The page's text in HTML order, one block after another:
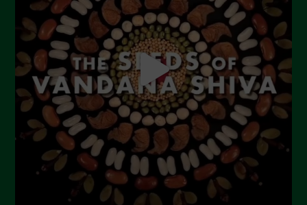
Agosto 2023
Luglio 2023
Giugno 2023
Maggio 2023
Aprile 2023
Marzo 2023
Febbraio 2023
Dicembre 2022
Novembre 2022